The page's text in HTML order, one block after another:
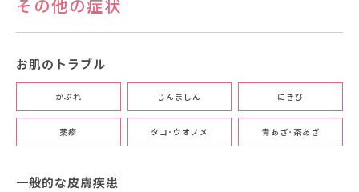
その他の症状
お肌のトラブル
かぶれ じんましん にきび
薬疹 タコ･ウオノメ 青あざ･茶あざ
一般的な皮膚疾患